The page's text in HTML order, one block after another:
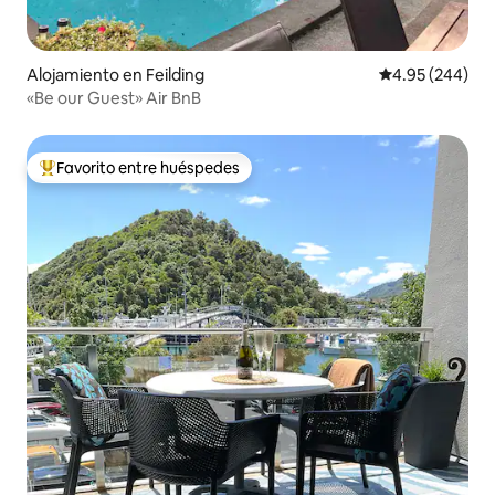
Alojamiento en Feilding Calificación
4.95 (244)
«Be our Guest» Air BnB
Favorito entre huéspedes preferido
Favorito entre huéspedes